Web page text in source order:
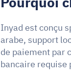
Inyad est conçu
arabe, support
de paiement par
bancaire requise